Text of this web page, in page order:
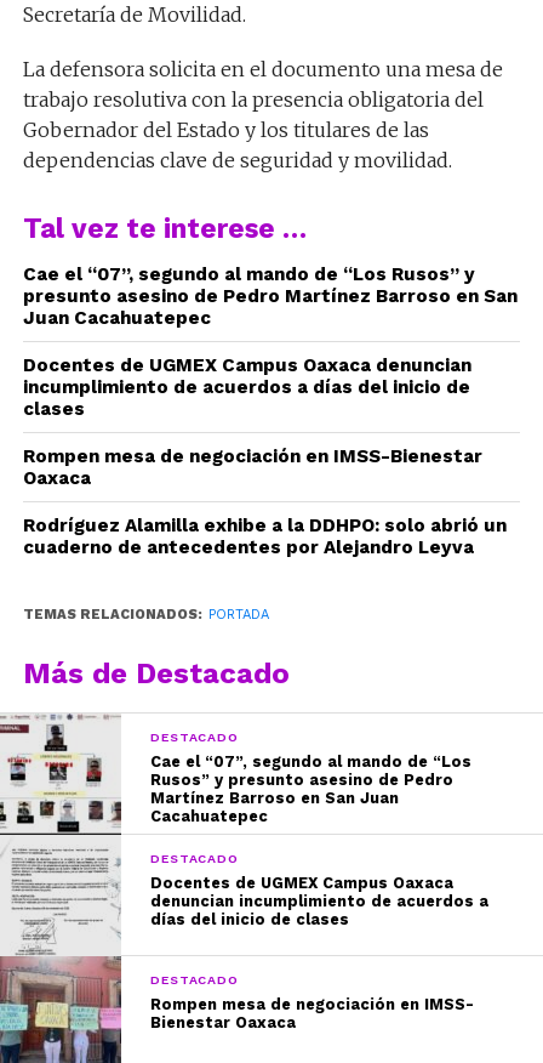
Secretaría de Movilidad.
La defensora solicita en el documento una mesa de
trabajo resolutiva con la presencia obligatoria del
Gobernador del Estado y los titulares de las
dependencias clave de seguridad y movilidad.
Tal vez te interese …
Cae el “07”, segundo al mando de “Los Rusos” y
presunto asesino de Pedro Martínez Barroso en San
Juan Cacahuatepec
Docentes de UGMEX Campus Oaxaca denuncian
incumplimiento de acuerdos a días del inicio de
clases
Rompen mesa de negociación en IMSS-Bienestar
Oaxaca
Rodríguez Alamilla exhibe a la DDHPO: solo abrió un
cuaderno de antecedentes por Alejandro Leyva
TEMAS RELACIONADOS: PORTADA
Más de Destacado
DESTACADO
Cae el “07”, segundo al mando de “Los
Rusos” y presunto asesino de Pedro
Martínez Barroso en San Juan
Cacahuatepec
DESTACADO
Docentes de UGMEX Campus Oaxaca
denuncian incumplimiento de acuerdos a
días del inicio de clases
DESTACADO
Rompen mesa de negociación en IMSS-
Bienestar Oaxaca